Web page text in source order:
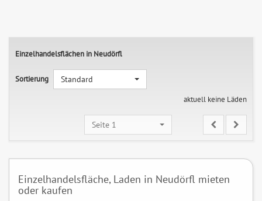
Einzelhandelsflächen in Neudörfl
Sortierung
Standard
aktuell keine Läden
Seite 1
Einzelhandelsfläche, Laden in Neudörfl mieten
oder kaufen